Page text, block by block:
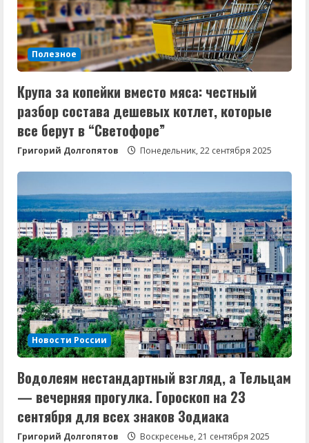
Полезное
Крупа за копейки вместо мяса: честный
разбор состава дешевых котлет, которые
все берут в “Светофоре”
Григорий Долгопятов Понедельник, 22 сентября 2025
Новости России
Водолеям нестандартный взгляд, а Тельцам
— вечерняя прогулка. Гороскоп на 23
сентября для всех знаков Зодиака
Григорий Долгопятов Воскресенье, 21 сентября 2025